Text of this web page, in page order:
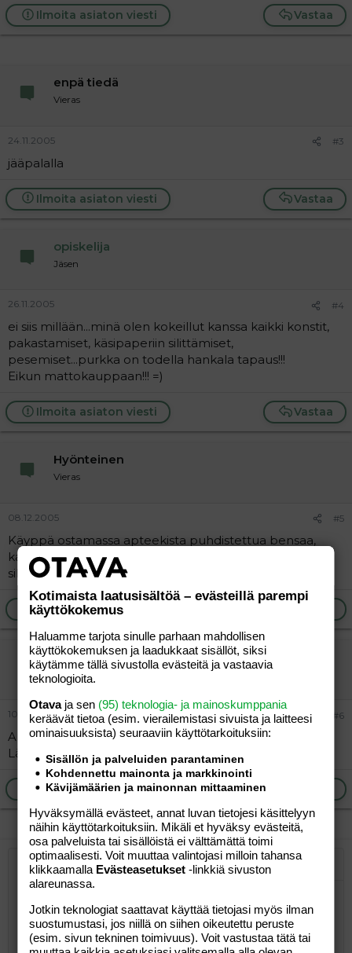
Vastaa
Ilmoita asiaton viesti
enpä tiedä
Vieras
24.11.2005 #3
jääpalalla
Vastaa
Ilmoita asiaton viesti
opiskelija
Jäsen
26.11.2005 #4
ei siis millään...minä olen kokeillut kanssa kaikki konstit,
pakastamiset, käsipaperiin silittämiset,
pesemiset...purkka on todella hankala tapaus!!!
Eikun mattokauppaan!!! =)
Vastaa
Ilmoita asiaton viesti
Hyönteinen
Vieras
08.12.2005 #5
Käyppä ostamassa apteekista puhdistettua bensaa,
kasta vähän esim. johonkin kankaan palaan ja hankaa
sillä. Tarvittaessa vielä raaputtele. Eiköhän lähde!
Ilmoita asiaton viesti
Hyönteinen
Vieras
10.12.2005 #6
Arjensankari huhuu... Ihan mielenkiinnosta kyselen.
Lähtikö pois?
Ilmoita asiaton viesti
Lihavoitu
Kursivoitu
Laajennettuun editoriin…
Lista
Järjestetty lista
Suurenna sisennystä
Laajennettuun editoriin…
Lisää hyperlinkki
Lisää kuva
HymiötLaajennettuun
Kumoa
10
12
Book Antiqua
Courier New
KeskitäHeading 1Poista luonnos
Kotimaista laatusisältöä – evästeillä parempi
käyttökokemus
Haluamme tarjota sinulle parhaan mahdollisen
käyttökokemuksen ja laadukkaat sisällöt, siksi
käytämme tällä sivustolla evästeitä ja vastaavia
teknologioita.
Otavaja sen (95) teknologia- ja mainoskumppania
keräävät tietoa (esim. vierailemis­tasi sivuista ja laitteesi
ominaisuuk­sista) seuraaviin käyttötarkoituksiin:
Sisällön ja palveluiden parantaminen
Kohdennettu mainonta ja markkinointi
Kävijämäärien ja mainonnan mittaaminen
Hyväksymällä evästeet, annat luvan tietojesi käsittelyyn
näihin käyttötarkoituksiin. Mikäli et hyväksy evästeitä,
osa palveluista tai sisällöistä ei välttämättä toimi
optimaalisesti. Voit muuttaa valintojasi milloin tahansa
klikkaamalla Evästeasetukset -linkkiä sivuston
alareunassa.
Jotkin teknologiat saattavat käyttää tietojasi myös ilman
suostumustasi, jos niillä on siihen oikeutettu peruste
(esim. sivun tekninen toimivuus). Voit vastustaa tätä tai